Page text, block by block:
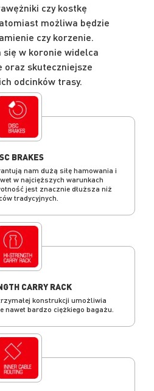
czy kostkę
możliwa będzie
czy korzenie.
się w koronie widelca
oraz skuteczniejsze
odcinków trasy.
BRAKES
nam dużą siłę hamowania i
w najcięższych warunkach
jest znacznie dłuższa niż
tradycyjnych.
CARRY RACK
konstrukcji umożliwia
nawet bardzo ciężkiego bagażu.